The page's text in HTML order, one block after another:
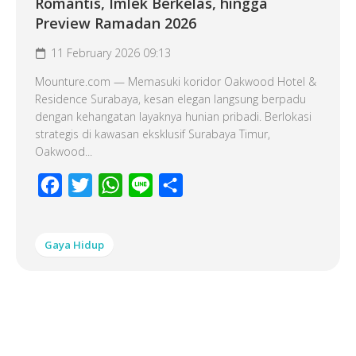
Preview Ramadan 2026
11 February 2026 09:13
Mounture.com — Memasuki koridor Oakwood Hotel &
Residence Surabaya, kesan elegan langsung berpadu
dengan kehangatan layaknya hunian pribadi. Berlokasi
strategis di kawasan eksklusif Surabaya Timur,
Oakwood...
Facebook
Twitter WhatsApp
Line
Gaya Hidup